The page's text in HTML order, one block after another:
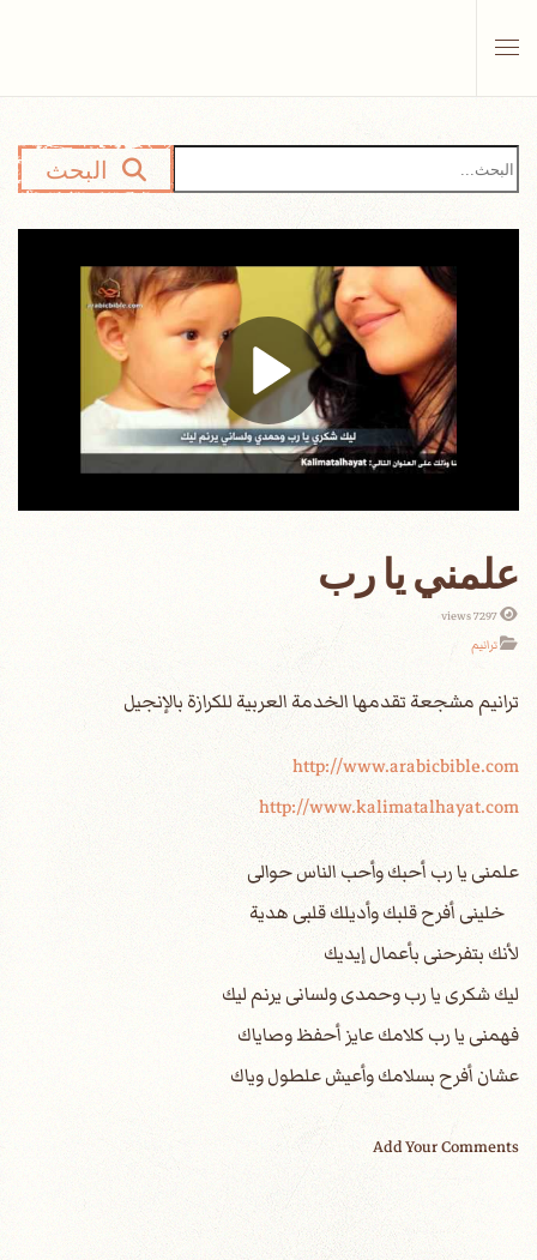
البحث
علمني يا رب
7297 views
ترانيم
http://www.arabicbible.com
http://www.kalimatalhayat.com
علمنى يا رب أحبك وأحب الناس حوالى
خلينى أفرح قلبك وأديلك قلبى هدية
لأنك بتفرحنى بأعمال إيديك
ليك شكرى يا رب وحمدى ولسانى يرنم ليك
فهمنى يا رب كلامك عايز أحفظ وصاياك
عشان أفرح بسلامك وأعيش علطول وياك
Add Your Comments